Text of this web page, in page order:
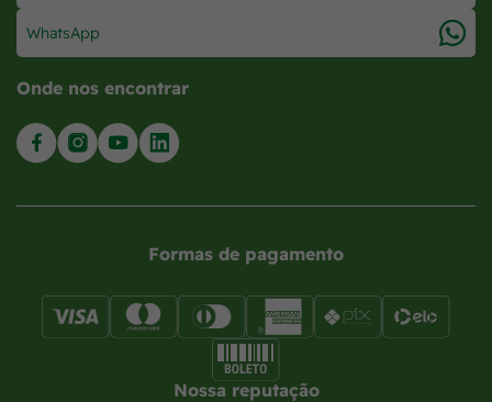
WhatsApp
Onde nos encontrar
Formas de pagamento
Nossa reputação